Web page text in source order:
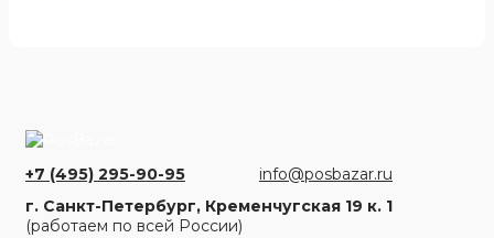
+7 (495) 295-90-95
info@posbazar.ru
г. Санкт-Петербург, Кременчугская 19 к. 1
(работаем по всей России)